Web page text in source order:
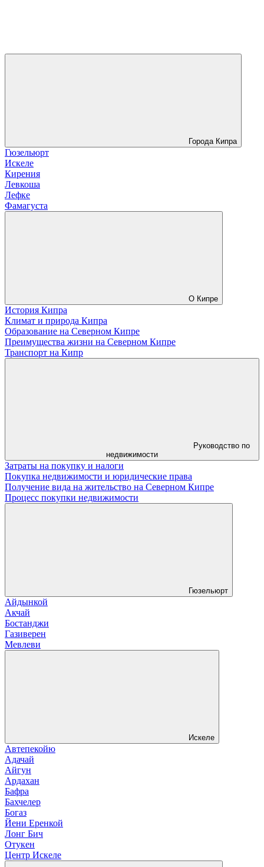
Города Кипра
Гюзельюрт
Искеле
Кирения
Левкоша
Лефке
Фамагуста
О Кипре
История Кипра
Климат и природа Кипра
Образование на Северном Кипре
Преимущества жизни на Северном Кипре
Транспорт на Кипр
Руководство по
недвижимости
Затраты на покупку и налоги
Покупка недвижимости и юридические права
Получение вида на жительство на Северном Кипре
Процесс покупки недвижимости
Гюзельюрт
Айдынкой
Акчай
Бостанджи
Газиверен
Мевлеви
Искеле
Автепекойю
Адачай
Айгун
Ардахан
Бафра
Бахчелер
Богаз
Йени Еренкой
Лонг Бич
Отукен
Центр Искеле